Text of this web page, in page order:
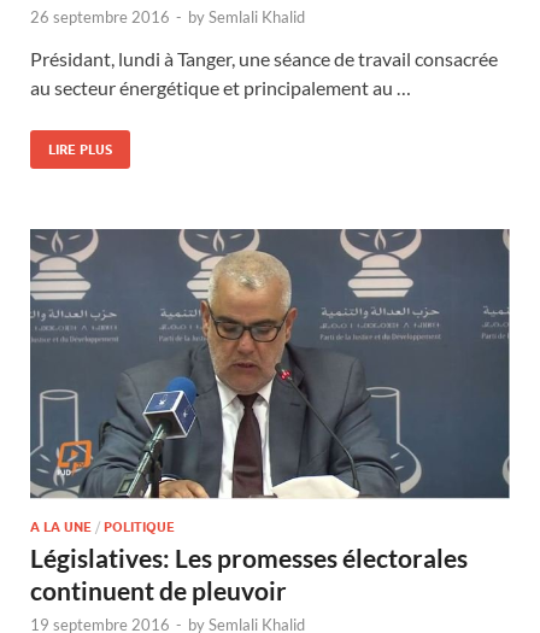
26 septembre 2016 - bySemlali Khalid
Présidant, lundi à Tanger, une séance de travail consacrée
au secteur énergétique et principalement au …
LIRE PLUS
A LA UNE / POLITIQUE
Législatives: Les promesses électorales
continuent de pleuvoir
19 septembre 2016 - bySemlali Khalid